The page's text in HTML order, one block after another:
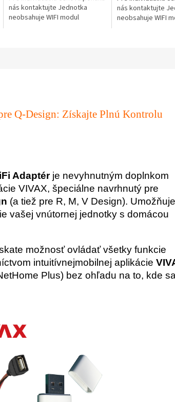
nás kontaktujte Jednotka
neobsahuje WIFI modul
nás kontaktujte
neobsahuje WIFI
Q-Design: Získajte Plnú Kontrolu
Adaptérje nevyhnutným doplnkom
VIVAX, špeciálne navrhnutý pre
(a tiež pre R, M, V Design). Umožňuje
vašej vnútornej jednotky s domácou
možnosť ovládať všetky funkcie
intuitívnejmobilnej aplikácie
Plus) bez ohľadu na to, kde sa